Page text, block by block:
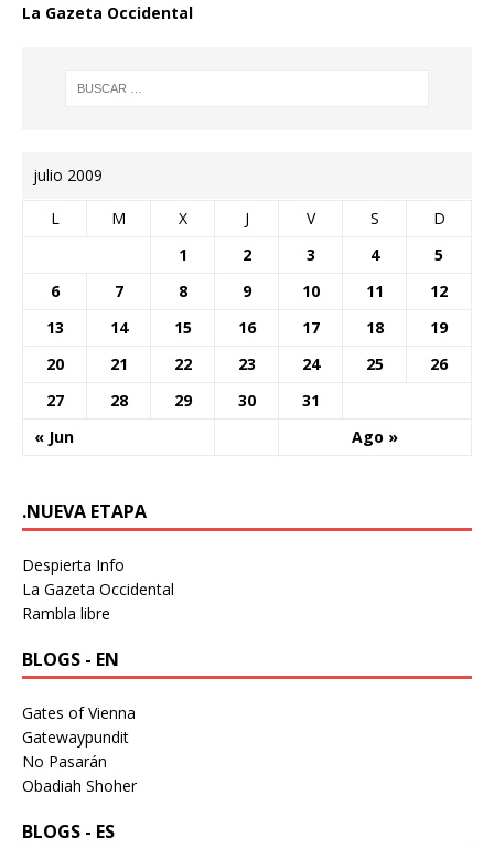
La Gazeta Occidental
julio 2009
L M X J V S D
« Jun Ago »
1 2 3 4
5
6
7 8 9 10 11
12
13
14 15 16 17 18
19
20
21 22 23 24 25
26
27
28 29 30 31
.NUEVA ETAPA
Despierta Info
La Gazeta Occidental
Rambla libre
BLOGS - EN
Gates of Vienna
Gatewaypundit
No Pasarán
Obadiah Shoher
BLOGS - ES